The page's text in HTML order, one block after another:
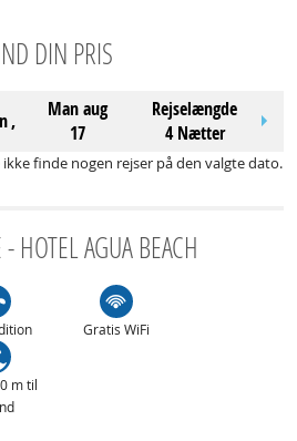
DIN PRIS
,
man aug
17
Rejselængde
4 Nætter
finde nogen rejser på den valgte dato.
- HOTEL AGUA BEACH
Gratis WiFi
m til